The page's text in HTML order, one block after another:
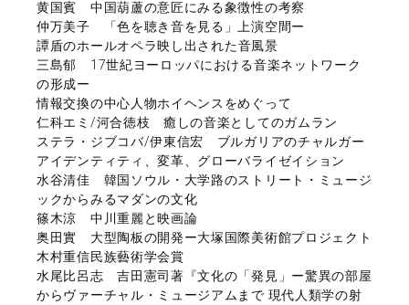
黄国賓 中国葫蘆の意匠にみる象徴性の考察
仲万美子 「色を聴き音を見る」上演空間ー
譚盾のホールオペラ映し出された音風景
三島郁 17世紀ヨーロッパにおける音楽ネットワーク
の形成ー
情報交換の中心人物ホイヘンスをめぐって
仁科エミ/河合徳枝 癒しの音楽としてのガムラン
ステラ・ジブコバ/伊東信宏 ブルガリアのチャルガー
アイデンティティ、変革、グローバライゼイション
水谷清佳 韓国ソウル・大学路のストリート・ミュージ
ックからみるマダンの文化
篠木涼 中川重麗と映画論
奥田實 大型陶板の開発ー大塚国際美術館プロジェクト
木村重信民族藝術学会賞
水尾比呂志 吉田憲司著『文化の「発見」ー驚異の部屋
からヴァーチャル・ミュージアムまで 現代人類学の射